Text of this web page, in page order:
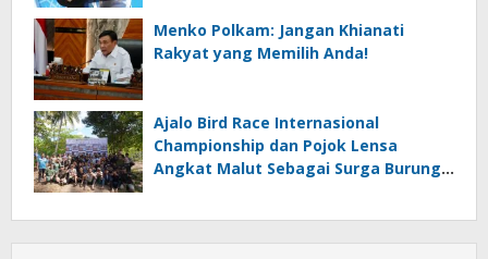
Menko Polkam: Jangan Khianati
Rakyat yang Memilih Anda!
Ajalo Bird Race Internasional
Championship dan Pojok Lensa
Angkat Malut Sebagai Surga Burung